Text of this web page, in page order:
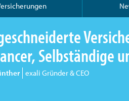
Selbständige
exali Gründer & CEO